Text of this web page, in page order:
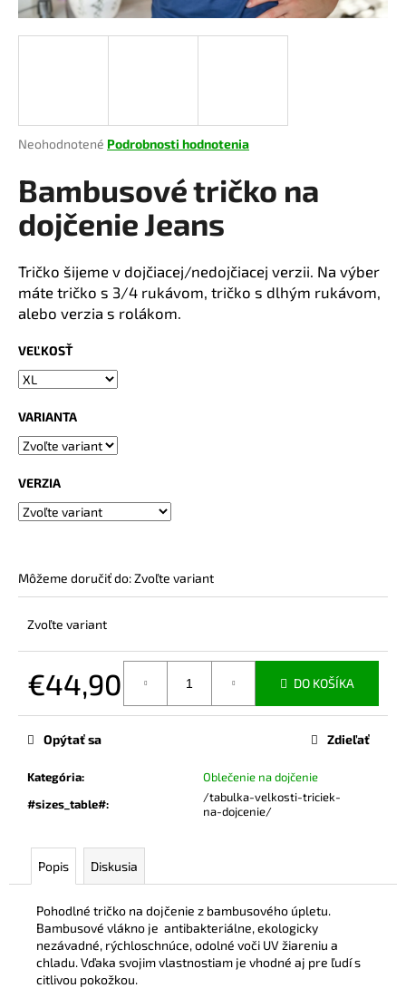
Priemerné
produktu
je
0,0
z
hviezdičiek.
Neohodnotené Podrobnosti hodnotenia
Bambusové tričko na
dojčenie Jeans
Tričko šijeme v dojčiacej/nedojčiacej verzii. Na výber
máte tričko s 3/4 rukávom, tričko s dlhým rukávom,
alebo verzia s rolákom.
VEĽKOSŤ
VARIANTA
VERZIA
Môžeme doručiť do:Zvoľte variant
Zvoľte variant
€44,90 DO KOŠÍKA
Kategória:
Oblečenie na dojčenie
#sizes_table#:
/tabulka-velkosti-triciek-
na-dojcenie/
Opýtať sa Zdieľať
Popis Diskusia
Pohodlné tričko na dojčenie z bambusového úpletu.
Bambusové vlákno je antibakteriálne, ekologicky
nezávadné, rýchloschnúce, odolné voči UV žiareniu a
chladu. Vďaka svojim vlastnostiam je vhodné aj pre ľudí s
citlivou pokožkou.
á
O
d
o
r
ú
č
a
m
MIKINA
MAGNETIC
PINK